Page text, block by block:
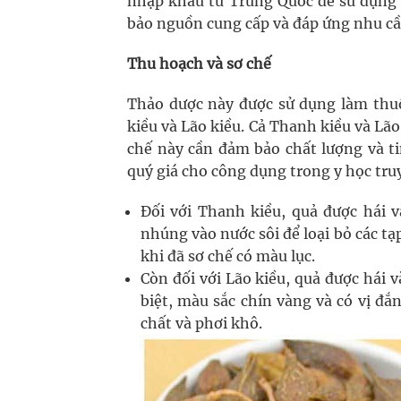
bảo nguồn cung cấp và đáp ứng nhu
Thu hoạch và sơ chế
Thảo dược này được sử dụng làm
kiều và Lão kiều. Cả Thanh kiều và
chế này cần đảm bảo chất lượng và
quý giá cho công dụng trong y học
Đối với Thanh kiều, quả được hái
nhúng vào nước sôi để loại bỏ các
khi đã sơ chế có màu lục.
Còn đối với Lão kiều, quả được hái
biệt, màu sắc chín vàng và có vị
chất và phơi khô.